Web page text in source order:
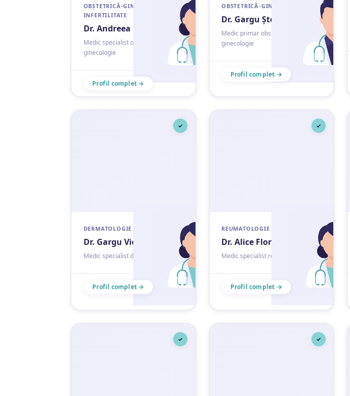
OBSTETRICĂ-GINECOLOGIE &
INFERTILITATE
Dr. Andreea Cotuna
Medic specialist obstetrică-
ginecologie
Profil complet →
OBSTETRICĂ-GINECOLOGIE
Dr. Gargu Ștefan
Medic primar obstetrică-
ginecologie
Profil complet →
✓
DERMATOLOGIE
Dr. Gargu Viorica
Medic specialist dermatologie
Profil complet →
✓
REUMATOLOGIE
Dr. Alice Floricel
Medic specialist reumatologie
Profil complet →
✓ ✓